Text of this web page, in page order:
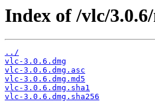
Index of /vlc/
../
vlc-3.0.6.dmg
vlc-3.0.6.dmg.asc
vlc-3.0.6.dmg.md5
vlc-3.0.6.dmg.sha1
vlc-3.0.6.dmg.sha256